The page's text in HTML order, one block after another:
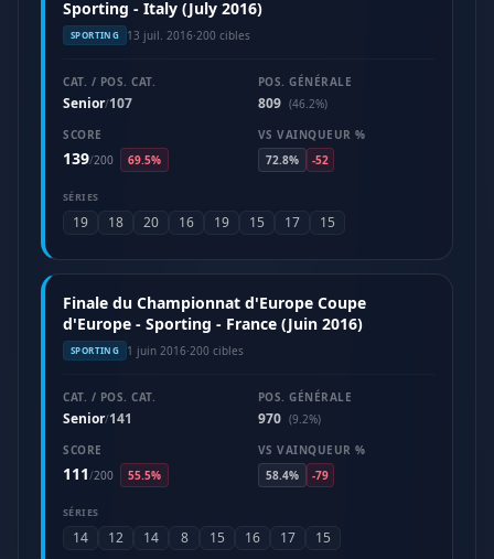
Sporting - Italy (July 2016)
SPORTING 13 juil. 2016·200 cibles
CAT. / POS. CAT.
Senior/107
POS. GÉNÉRALE
809 (46.2%)
SCORE
139/200 69.5%
VS VAINQUEUR %
72.8%
-52
SÉRIES
19 18 20 16 19 15 17 15
Finale du Championnat d'Europe Coupe
d'Europe - Sporting - France (Juin 2016)
SPORTING 1 juin 2016·200 cibles
CAT. / POS. CAT.
Senior/141
POS. GÉNÉRALE
970 (9.2%)
SCORE
111/200 55.5%
VS VAINQUEUR %
58.4%
-79
SÉRIES
14 12 14 8 15 16 17 15